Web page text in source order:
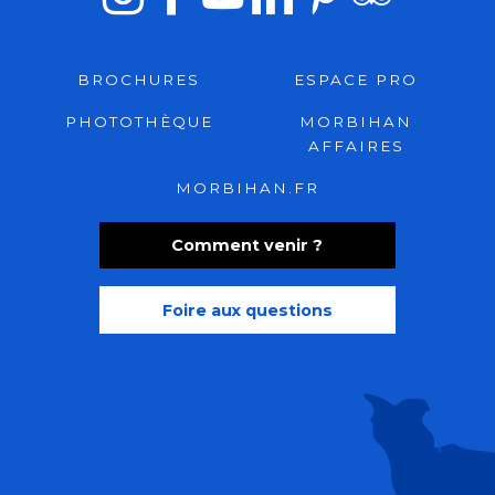
Comment venir ?
Foire aux questions
BROCHURES ESPACE PRO
PHOTOTHÈQUE
MORBIHAN
AFFAIRES
MORBIHAN.FR